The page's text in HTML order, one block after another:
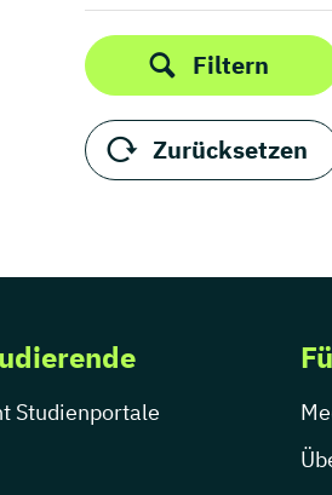
Medienkommunikation
Medienwirtschaft
Medienmanagement
Medienpädagogik
Medienproduktion
Medienpsychologie
Medienwissenschaft
Musik
Musikproduktion
Filtern
Zurücksetzen
Studienportale